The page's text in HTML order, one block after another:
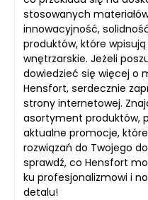
stosowanych
innowacyjność,
produktów, które
wnętrzarskie. Jeżeli
dowiedzieć się więcej o
Hensfort, serdecznie
strony internetowej.
asortyment produktów,
aktualne promocje,
rozwiązań do Twojego
sprawdź, co Hensfort
ku profesjonalizmowi i
detalu!